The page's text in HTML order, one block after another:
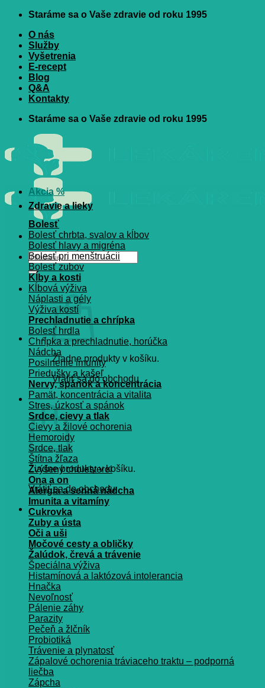
Skip
content
Staráme sa o Vaše zdravie od roku 1995
O nás
Služby
Vyšetrenia
E-recept
Blog
Q&A
Kontakty
Staráme sa o Vaše zdravie od roku 1995
Hľadať:
Žiadne produkty v košíku.
Vrátiť sa do obchodu
Košík
Žiadne produkty v košíku.
Vrátiť sa do obchodu
Akcia %
Zdravie a lieky
Bolesť
Bolesť chrbta, svalov a kĺbov
Bolesť hlavy a migréna
Bolesť pri menštruácii
Bolesť zubov
Kĺby a kosti
Kĺbová výživa
Náplasti a gély
Výživa kostí
Prechladnutie a chrípka
Bolesť hrdla
Chrípka a prechladnutie, horúčka
Nádcha
Posilnenie imunity
Priedušky a kašeľ
Nervy, spánok a koncentrácia
Pamät, koncentrácia a vitalita
Stres, úzkosť a spánok
Srdce, cievy a tlak
Cievy a žilové ochorenia
Hemoroidy
Srdce, tlak
Štítna žľaza
Zvýšený cholesterol
Ona a on
Alergia a senná nádcha
Imunita a vitamíny
Cukrovka
Zuby a ústa
Oči a uši
Močové cesty a obličky
Žalúdok, črevá a trávenie
Špeciálna výživa
Histamínová a laktózová intolerancia
Hnačka
Nevoľnosť
Pálenie záhy
Parazity
Pečeň a žlčník
Probiotiká
Trávenie a plynatosť
Zápalové ochorenia tráviaceho traktu – podporná
liečba
Zápcha